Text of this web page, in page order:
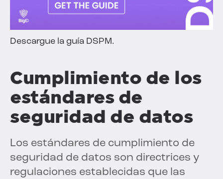
Descargue la guía DSPM.
Cumplimiento de los
estándares de
seguridad de datos
Los estándares de cumplimiento de
seguridad de datos son directrices y
regulaciones establecidas que las